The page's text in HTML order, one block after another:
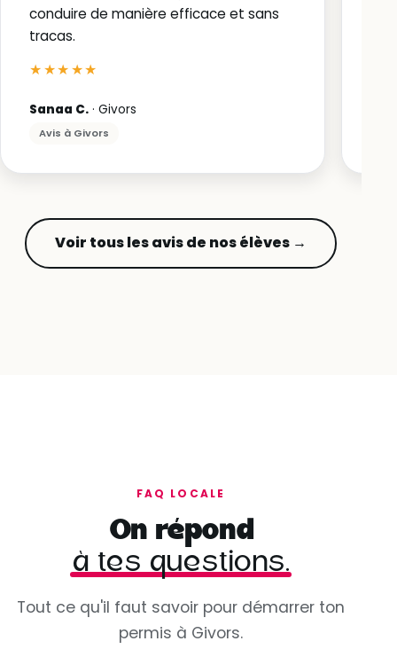
conduire de manière efficace et sans
tracas.
★★★★★
Sanaa C. · Givors
Avis à Givors
Voir tous les avis de nos élèves →
FAQ LOCALE
On répond
à tes questions.
Tout ce qu'il faut savoir pour démarrer ton
permis à Givors.